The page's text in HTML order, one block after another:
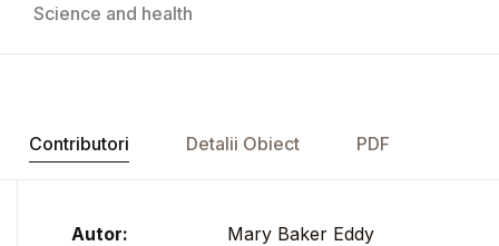
Science and health
Contributori Detalii Obiect PDF
Autor: Mary Baker Eddy